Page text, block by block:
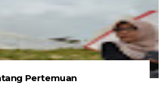
Pertemuan